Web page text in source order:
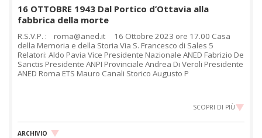
16 OTTOBRE 1943 Dal Portico d’Ottavia alla
fabbrica della morte
R.S.V.P. : roma@aned.it 16 Ottobre 2023 ore 17.00 Casa
della Memoria e della Storia Via S. Francesco di Sales 5
Relatori: Aldo Pavia Vice Presidente Nazionale ANED Fabrizio De
Sanctis Presidente ANPI Provinciale Andrea Di Veroli Presidente
ANED Roma ETS Mauro Canali Storico Augusto P
SCOPRI DI PIÙ
ARCHIVIO